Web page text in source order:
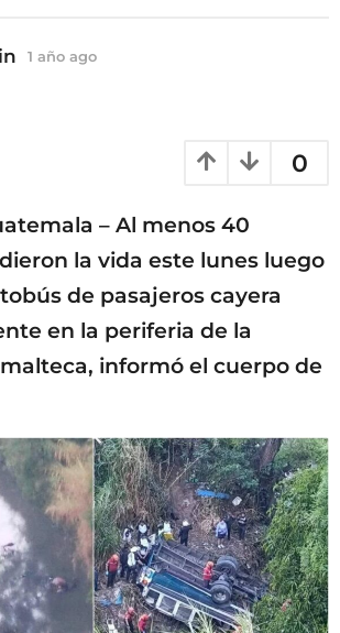
1 año ago
0
– Al menos 40
la vida este lunes luego
de pasajeros cayera
en la periferia de la
informó el cuerpo de